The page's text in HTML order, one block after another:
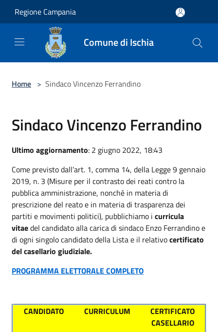
Regione Campania
Comune di Ischia
Home > Sindaco Vincenzo Ferrandino
Sindaco Vincenzo Ferrandino
Ultimo aggiornamento: 2 giugno 2022, 18:43
Come previsto dall’art. 1, comma 14, della Legge 9 gennaio
2019, n. 3 (Misure per il contrasto dei reati contro la
pubblica amministrazione, nonché in materia di
prescrizione del reato e in materia di trasparenza dei
partiti e movimenti politici), pubblichiamo i curricula
vitaedel candidato alla carica di sindaco Enzo Ferrandino e
di ogni singolo candidato della Lista e il relativocertificato
del casellario giudiziale.
PROGRAMMA ELETTORALE COMPLETO
CANDIDATO CURRICULUM
CERTIFICATO
CASELLARIO